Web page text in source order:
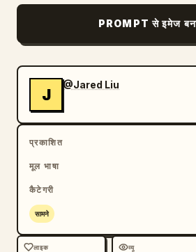
PROMPT से इमेज
J
@Jared Liu
प्रकाशित
मूल भाषा
कैटेगरी
सामने
लाइक व्यू